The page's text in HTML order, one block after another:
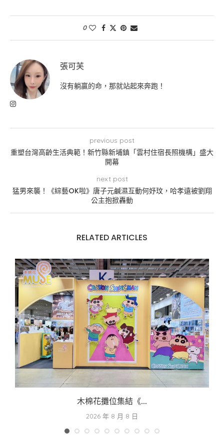
0
張可芙
沒有躺贏的命，那就站起來奔跑！
previous post
重塑台灣高齡生活典範！新竹縣新埔鎮「雲村住宿長照機構」盛大
開幕
next post
猛男來襲！《綜藝OK啦》唐子元鹹濕互動何妤玟，哈孝遠被劉翔
公主抱掀轟動
RELATED ARTICLES
木棉花攤位集結《...
2026 年 8 月 8 日